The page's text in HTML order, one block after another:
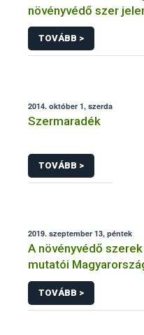
növényvédő szer
TOVÁBB >
2014. október 1, szerda
Szermaradék
TOVÁBB >
2019. szeptember 13, péntek
A növényvédő
mutatói
TOVÁBB >